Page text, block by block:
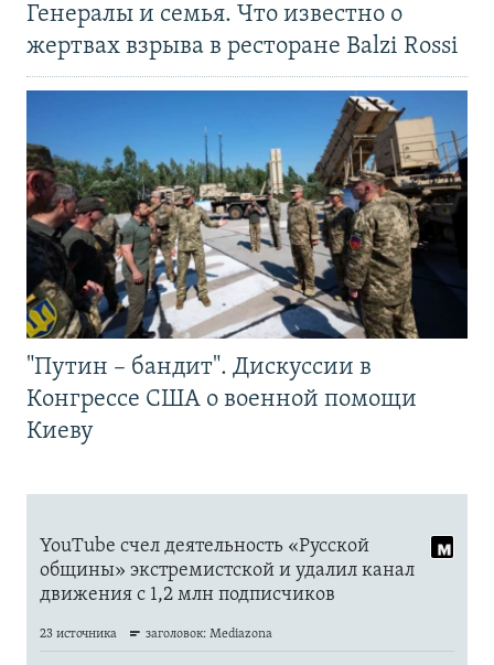
Генералы и семья. Что известно о
жертвах взрыва в ресторане Balzi Rossi
"Путин – бандит". Дискуссии в
Конгрессе США о военной помощи
Киеву